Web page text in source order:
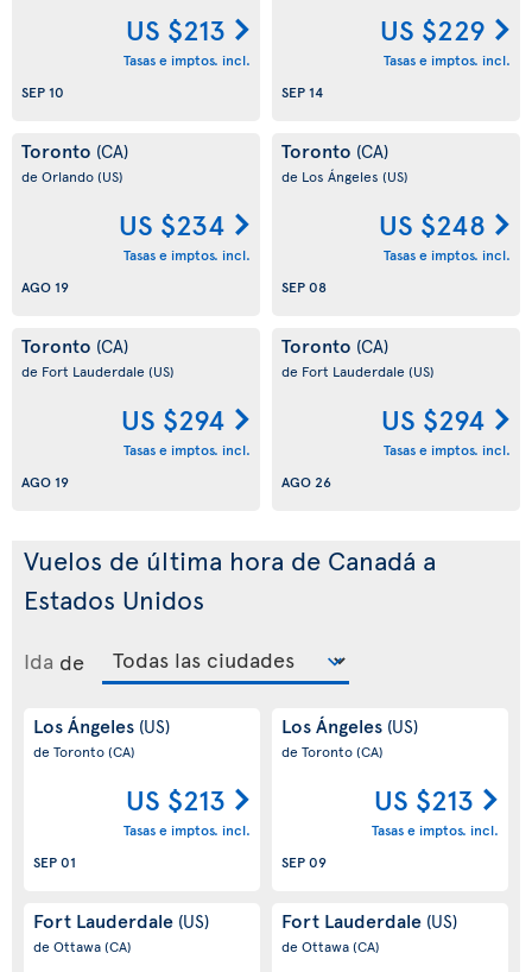
US $213
Tasas e imptos. incl.
SEP 10
US $229
Tasas e imptos. incl.
SEP 14
Toronto (CA)
de Orlando(US)
US $234
Tasas e imptos. incl.
AGO 19
Toronto (CA)
de Los Ángeles (US)
US $248
Tasas e imptos. incl.
SEP 08
Toronto (CA)
de Fort Lauderdale (US)
US $294
Tasas e imptos. incl.
AGO 19
Toronto (CA)
de Fort Lauderdale (US)
US $294
Tasas e imptos. incl.
AGO 26
Vuelos de última hora de Canadá a
Estados Unidos
Ida de
Los Ángeles (US)
de Toronto(CA)
US $213
Tasas e imptos. incl.
SEP 01
Los Ángeles (US)
de Toronto(CA)
US $213
Tasas e imptos. incl.
SEP 09
Fort Lauderdale (US)
de Ottawa(CA)
Fort Lauderdale (US)
de Ottawa(CA)